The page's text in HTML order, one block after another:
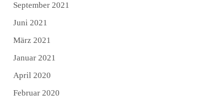
September 2021
Juni 2021
März 2021
Januar 2021
April 2020
Februar 2020